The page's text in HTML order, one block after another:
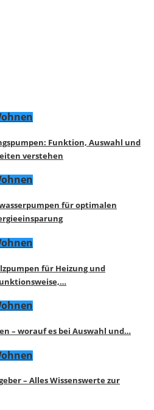
Funktion, Auswahl und
verstehen
für optimalen
für Heizung und
– worauf es bei Auswahl und…
– Alles Wissenswerte zur